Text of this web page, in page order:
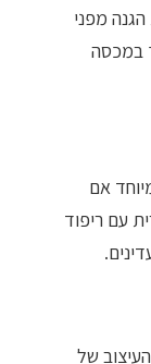
מפני
במכסה
אם
עם ריפוד
של